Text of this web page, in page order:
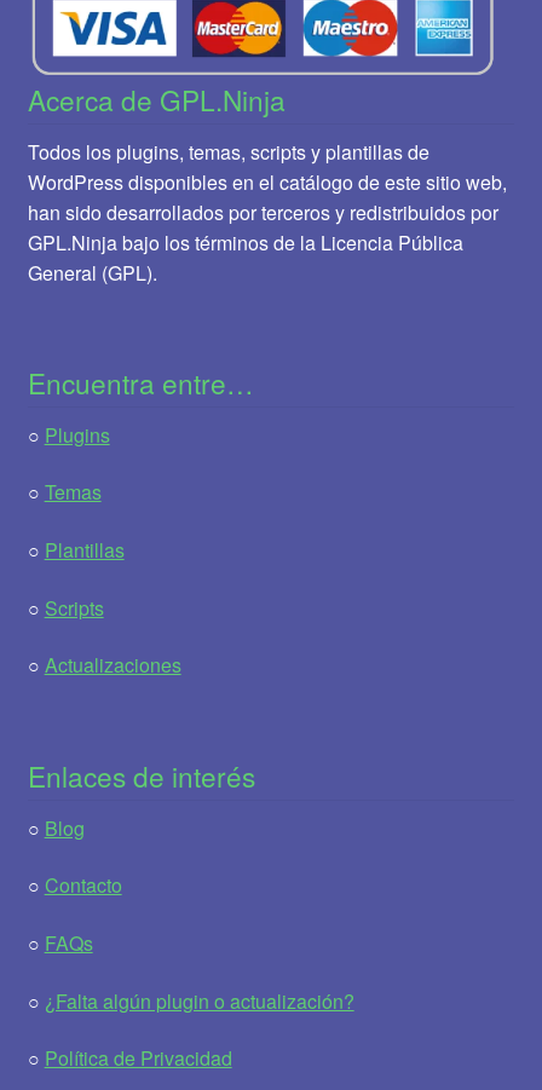
Acerca de GPL.Ninja
Todos los plugins, temas, scripts y plantillas de
WordPress disponibles en el catálogo de este sitio web,
han sido desarrollados por terceros y redistribuidos por
GPL.Ninja bajo los términos de la Licencia Pública
General (GPL).
Encuentra entre…
○ Plugins
○ Temas
○ Plantillas
○ Scripts
○ Actualizaciones
Enlaces de interés
○ Blog
○ Contacto
○ FAQs
○ ¿Falta algún plugin o actualización?
○ Política de Privacidad